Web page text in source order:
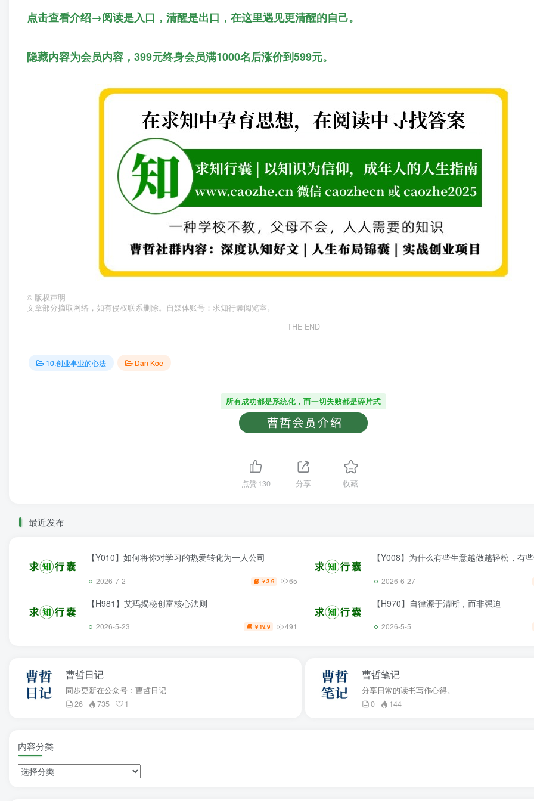
点击查看介绍→阅读是入口，清醒是出口，在这里遇见更清醒的自己。
隐藏内容为会员内容，399元终身会员满1000名后涨价到599元。
© 版权声明
文章部分摘取网络，如有侵权联系删除。自媒体账号：求知行囊阅览室。
THE END
10.创业事业的心法 Dan Koe
所有成功都是系统化，而一切失败都是碎片式
点赞130 分享 收藏
最近发布
【Y010】如何将你对学习的热爱转化为一人公司
2026-7-2 ￥3.9 65
【Y008】为什么有些生意越做越轻松，有
2026-6-27
【H981】艾玛揭秘创富核心法则
2026-5-23 ￥ 19.9 491
【H970】自律源于清晰，而非强迫
2026-5-5
曹哲日记
同步更新在公众号：曹哲日记
26
735 1
曹哲笔记
分享日常的读书写作心得。
0
144
内容分类